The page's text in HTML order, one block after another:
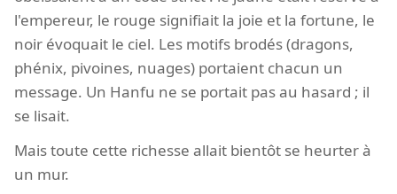
l'empereur, le rouge signifiait la joie et la fortune, le
noir évoquait le ciel. Les motifs brodés (dragons,
phénix, pivoines, nuages) portaient chacun un
message. Un Hanfu ne se portait pas au hasard ; il
se lisait.
Mais toute cette richesse allait bientôt se heurter à
un mur.